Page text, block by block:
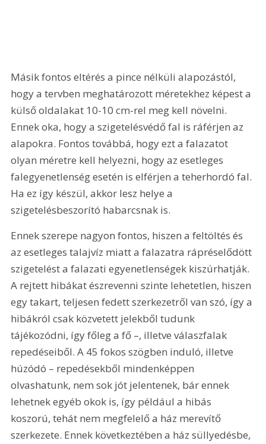
Másik fontos eltérés a pince nélküli alapozástól,
hogy a tervben meghatározott méretekhez képest a
külső oldalakat 10-10 cm-rel meg kell növelni.
Ennek oka, hogy a szigetelésvédő fal is ráférjen az
alapokra. Fontos továbbá, hogy ezt a falazatot
olyan méretre kell helyezni, hogy az esetleges
falegyenetlenség esetén is elférjen a teherhordó fal.
Ha ez így készül, akkor lesz helye a
szigetelésbeszorító habarcsnak is.
Ennek szerepe nagyon fontos, hiszen a feltöltés és
az esetleges talajvíz miatt a falazatra rápréselődött
szigetelést a falazati egyenetlenségek kiszúrhatják.
A rejtett hibákat észrevenni szinte lehetetlen, hiszen
egy takart, teljesen fedett szerkezetről van szó, így a
hibákról csak közvetett jelekből tudunk
tájékozódni, így főleg a fő –, illetve válaszfalak
repedéseiből. A 45 fokos szögben induló, illetve
húzódó – repedésekből mindenképpen
olvashatunk, nem sok jót jelentenek, bár ennek
lehetnek egyéb okok is, így például a hibás
koszorú, tehát nem megfelelő a ház merevítő
szerkezete. Ennek következtében a ház süllyedésbe,